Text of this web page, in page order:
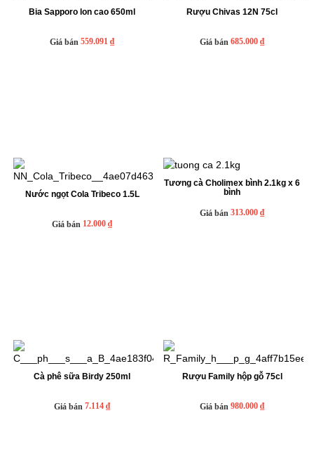
Bia Sapporo lon cao 650ml
Giá bán 559.091 ₫
Rượu Chivas 12N 75cl
Giá bán 685.000 ₫
Nước ngọt Cola Tribeco 1.5L
Giá bán 12.000 ₫
Tương cà Cholimex bình 2.1kg x 6
bình
Giá bán 313.000 ₫
Cà phê sữa Birdy 250ml
Giá bán 7.114 ₫
Rượu Family hộp gỗ 75cl
Giá bán 980.000 ₫